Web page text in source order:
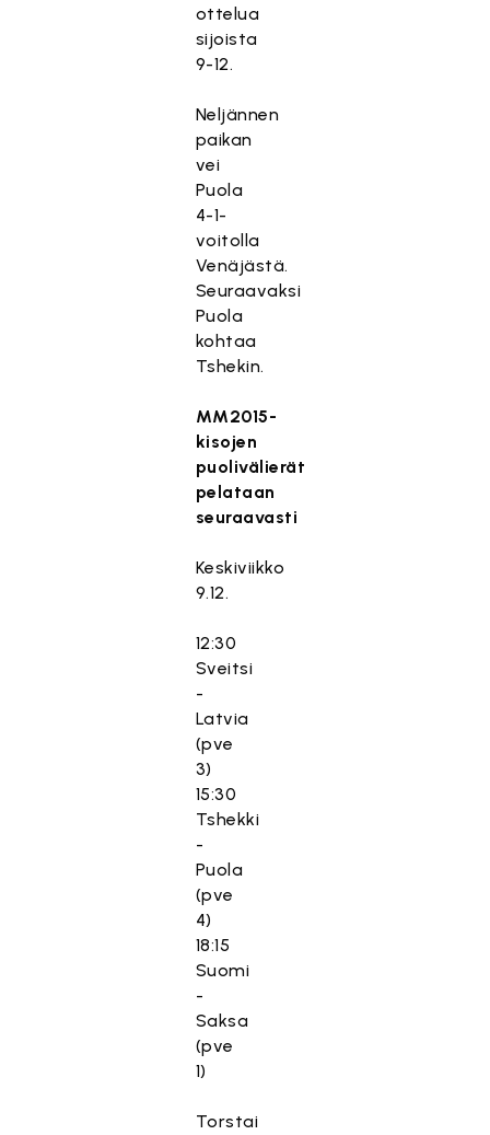
ottelua
sijoista
9-12.
Neljännen
paikan
vei
Puola
4-1-
voitolla
Venäjästä.
Seuraavaksi
Puola
kohtaa
Tshekin.
MM2015-
kisojen
puolivälierät
pelataan
seuraavasti
Keskiviikko
9.12.
12:30
Sveitsi
-
Latvia
(pve
3)
15:30
Tshekki
-
Puola
(pve
4)
18:15
Suomi
-
Saksa
(pve
1)
Torstai